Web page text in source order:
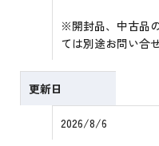
※開封品、中古品
ては別途お問い合
更新日
2026/8/6